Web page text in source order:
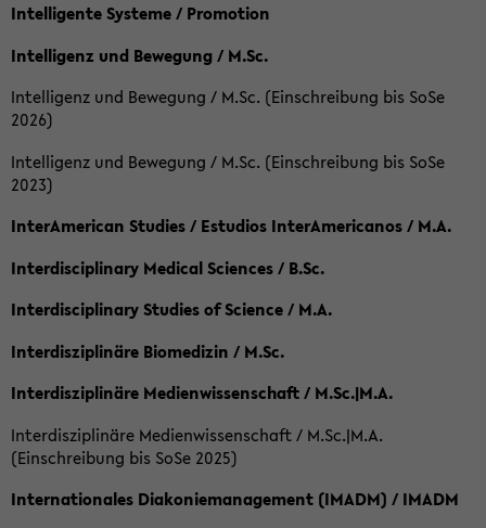
Intelligente Systeme / Promotion
Intelligenz und Bewegung / M.Sc.
Intelligenz und Bewegung / M.Sc. (Einschreibung bis SoSe
2026)
Intelligenz und Bewegung / M.Sc. (Einschreibung bis SoSe
2023)
InterAmerican Studies / Estudios InterAmericanos / M.A.
Interdisciplinary Medical Sciences / B.Sc.
Interdisciplinary Studies of Science / M.A.
Interdisziplinäre Biomedizin / M.Sc.
Interdisziplinäre Medienwissenschaft / M.Sc.|M.A.
Interdisziplinäre Medienwissenschaft / M.Sc.|M.A.
(Einschreibung bis SoSe 2025)
Internationales Diakoniemanagement (IMADM) / IMADM